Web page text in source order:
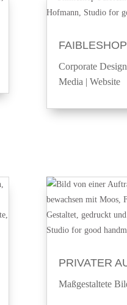
FAIBLESHOP
Corporate Design
Media |Website
PRIVATER
Maßgestaltete